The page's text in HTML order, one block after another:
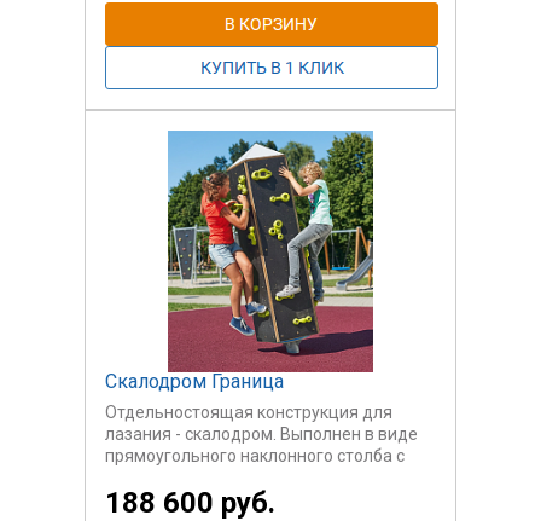
Скалодром Граница
Отдельностоящая конструкция для
лазания - скалодром. Выполнен в виде
прямоугольного наклонного столба с
188 600 руб.